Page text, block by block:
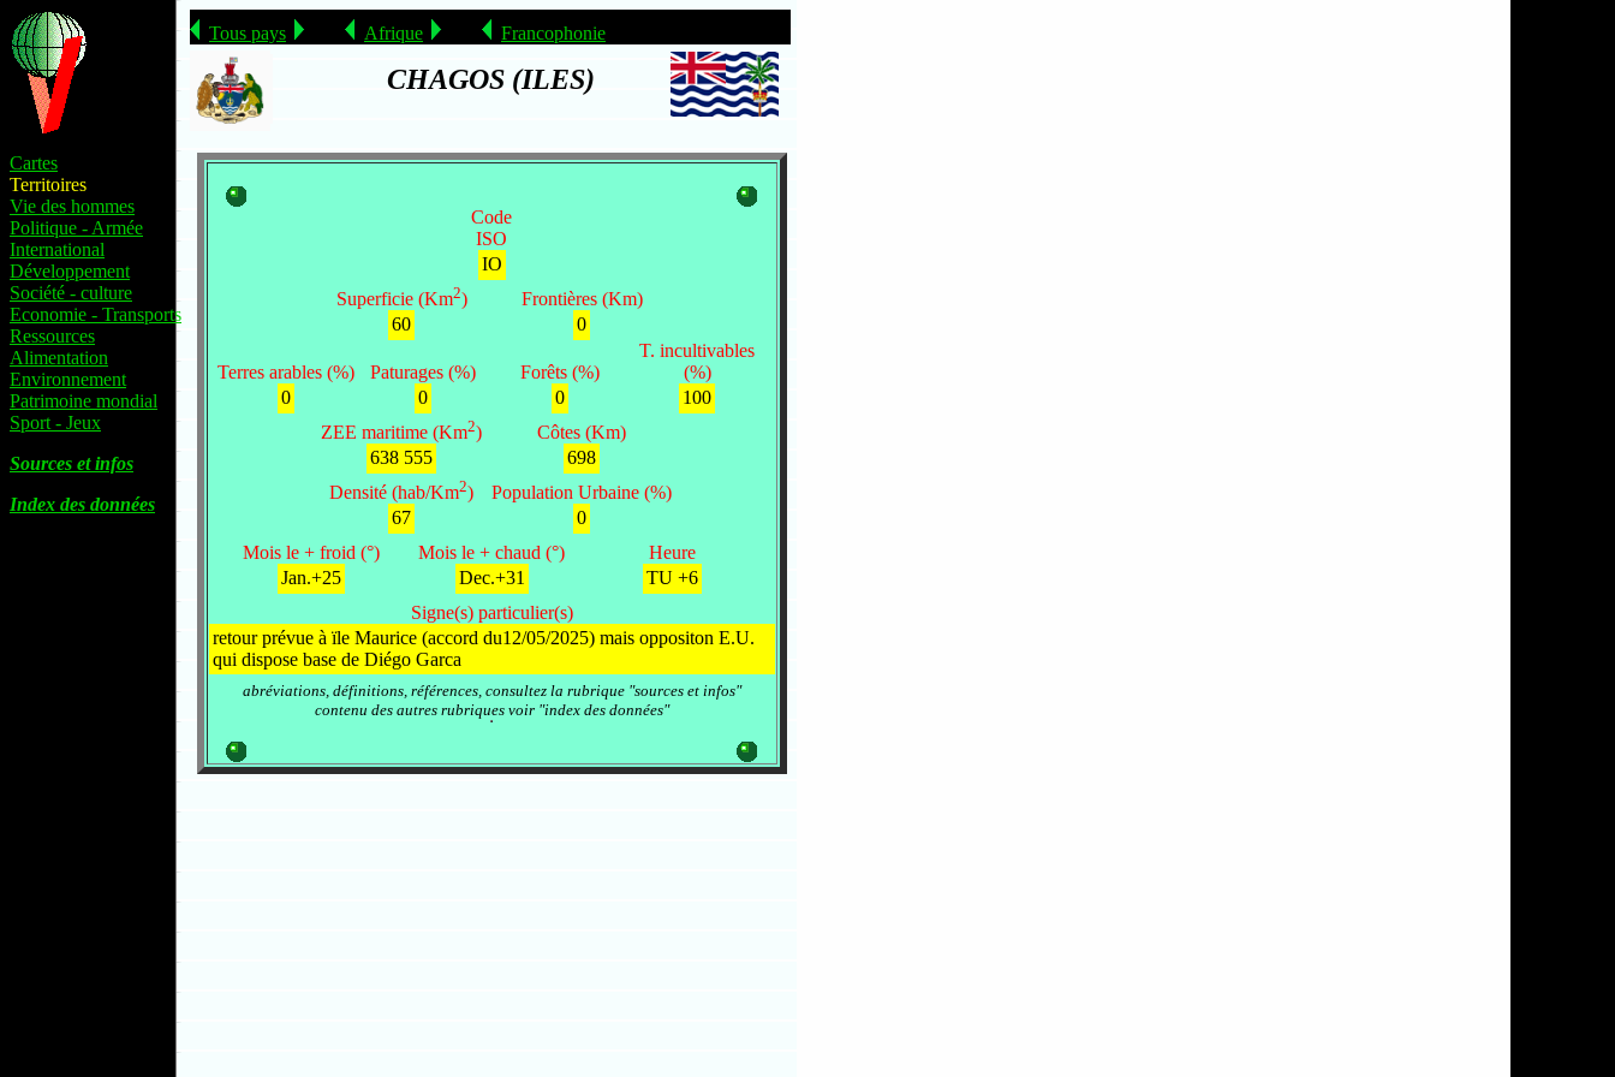
Tous pays Afrique Francophonie
CHAGOS (ILES)
Cartes
Territoires
Vie des hommes
Politique - Armée
International
Développement
Société - culture
Economie - Transports
Ressources
Alimentation
Environnement
Patrimoine mondial
Sport - Jeux
Sources et infos
Index des données
Code
ISO
IO
Superficie (Km2)
Frontières (Km)
60
0
Terres arables (%) Paturages (%) Forêts (%)
T. incultivables
(%)
0
0 0
100
ZEE maritime (Km2)
Côtes (Km)
638 555
698
Densité (hab/Km2)
Population Urbaine (%)
67
0
Mois le + froid (°)
Mois le + chaud (°)
Heure
Jan.+25
Dec.+31
TU +6
Signe(s) particulier(s)
retour prévue à ïle Maurice (accord du12/05/2025) mais oppositon E.U.
qui dispose base de Diégo Garca
abréviations, définitions, références, consultez la rubrique "sources et infos"
contenu des autres rubriques voir "index des données"